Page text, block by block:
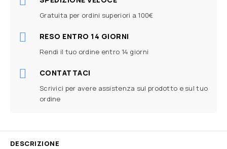
Gratuita per ordini superiori a 100€
RESO ENTRO 14 GIORNI
Rendi il tuo ordine entro 14 giorni
CONTATTACI
Scrivici per avere assistenza sul prodotto e sul tuo
ordine
DESCRIZIONE